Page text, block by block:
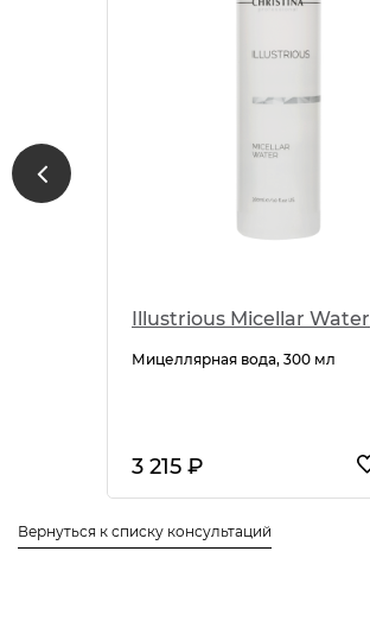
Illustrious Micellar Water
Мицеллярная вода, 300 мл
3 215 ₽
Вернуться к списку консультаций